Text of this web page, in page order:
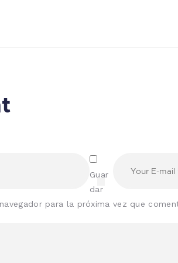
Guar
dar
para la próxima vez que